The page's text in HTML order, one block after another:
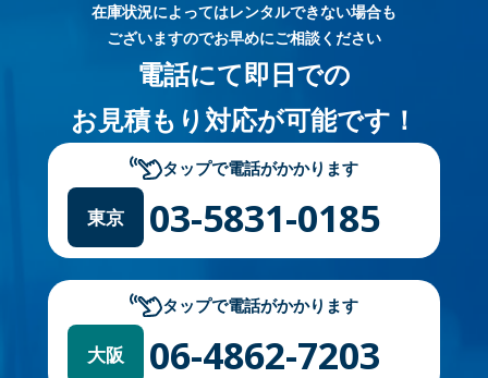
在庫状況によってはレンタルできない場合も
ございますのでお早めにご相談ください
電話にて即日での
お見積もり対応が可能です！
タップで電話がかかります
東京 03-5831-0185
タップで電話がかかります
大阪 06-4862-7203